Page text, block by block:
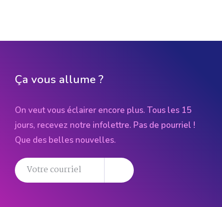
Ça vous allume ?
On veut vous éclairer encore plus. Tous les 15
jours, recevez notre infolettre. Pas de pourriel !
Que des belles nouvelles.